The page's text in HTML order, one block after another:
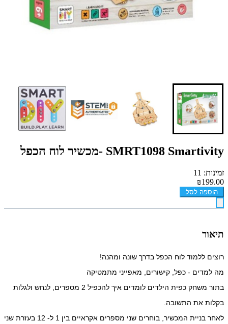
SMRT1098 Smartivity -מכשיר לוח הכפל
זמינות: 11
₪199.00
הוספה לסל
תיאור
רוצים ללמוד לוח הכפל בדרך שונה ומהנה!
מה למדים - כפל, קישורים, מאפייני מתמטיקה
בתור משחק כפית הילדים לומדים איך להכפיל 2 מספרים, לנחש ולגלות
בקלות את התשובה.
לאחר בניית המכשיר, בוחרים שני מספרים אקראיים בין 1 ל- 12 בעזרת שני